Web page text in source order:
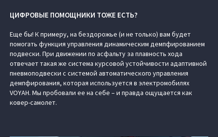
ЦИФРОВЫЕ ПОМОЩНИКИ ТОЖЕ ЕСТЬ?
Еще бы! К примеру, на бездорожье (и не только) вам будет
помогать функция управления динамическим демпфированием
подвески. При движении по асфальту за плавность хода
отвечает такая же система курсовой устойчивости адаптивной
пневмоподвески с системой автоматического управления
демпфирования, которая используется в электромобилях
VOYAH. Мы пробовали ее на себе – и правда ощущается как
ковер-самолет.